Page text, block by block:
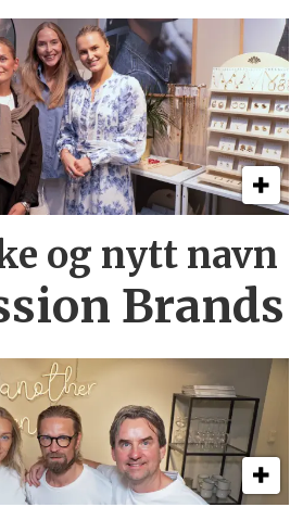
og nytt navn
Brands